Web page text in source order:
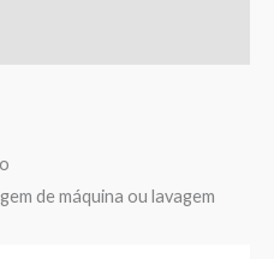
de máquina ou lavagem